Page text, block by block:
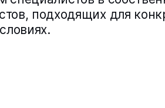
подходящих для